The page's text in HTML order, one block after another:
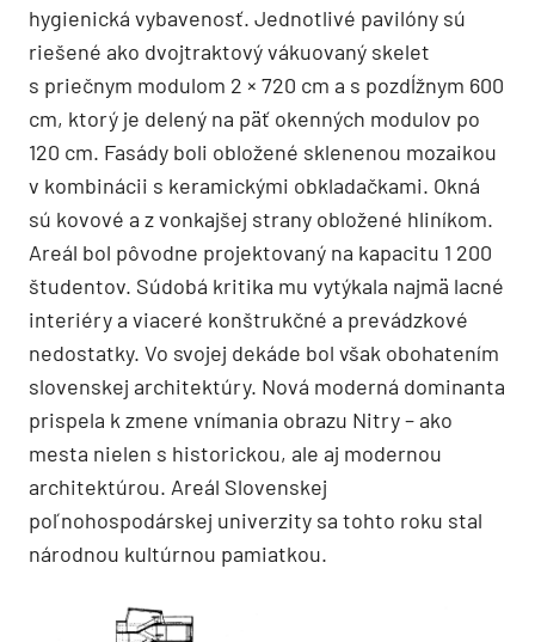
hygienická vybavenosť. Jednotlivé pavilóny sú
riešené ako dvojtraktový vákuovaný skelet
s priečnym modulom 2 × 720 cm a s pozdĺžnym 600
cm, ktorý je delený na päť okenných modulov po
120 cm. Fasády boli obložené sklenenou mozaikou
v kombinácii s keramickými obkladačkami. Okná
sú kovové a z vonkajšej strany obložené hliníkom.
Areál bol pôvodne projektovaný na kapacitu 1 200
študentov. Súdobá kritika mu vytýkala najmä lacné
interiéry a viaceré konštrukčné a prevádzkové
nedostatky. Vo svojej dekáde bol však obohatením
slovenskej architektúry. Nová moderná dominanta
prispela k zmene vnímania obrazu Nitry – ako
mesta nielen s historickou, ale aj modernou
architektúrou. Areál Slovenskej
poľnohospodárskej univerzity sa tohto roku stal
národnou kultúrnou pamiatkou.